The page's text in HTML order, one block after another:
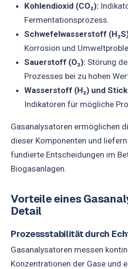
Kohlendioxid (CO₂):
Fermentationsprozess.
Schwefelwasserstoff
Korrosion und
Sauerstoff (O₂):Störung
Prozesses bei zu hohen
Wasserstoff (H₂) und
Indikatoren für mögliche
Gasanalysatoren ermöglichen
dieser Komponenten und
fundierte Entscheidungen im
Biogasanlagen.
Vorteile eines
Detail
Prozessstabilität durch
Gasanalysatoren messen
Konzentrationen der Gase und